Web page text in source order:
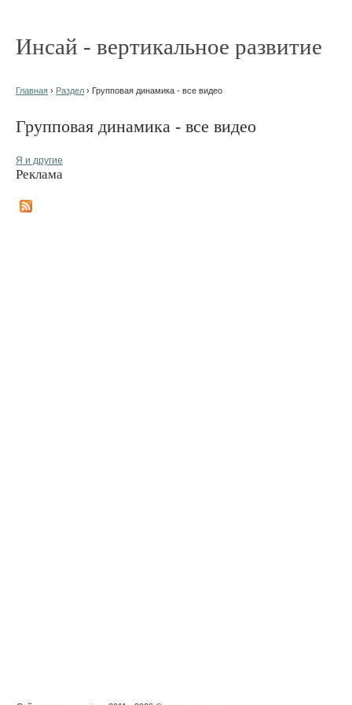
Инсай - вертикальное развитие
Главная › Раздел › Групповая динамика - все видео
Групповая динамика - все видео
Я и другие
Реклама